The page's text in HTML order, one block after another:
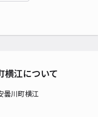
横江について
曇川町横江